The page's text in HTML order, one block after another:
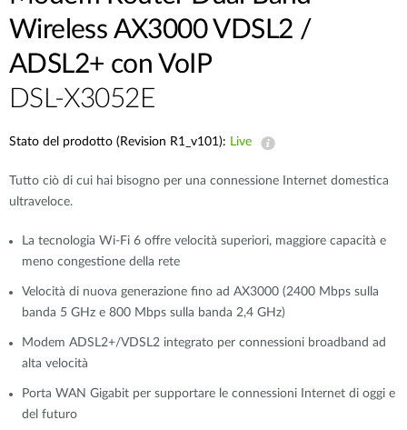
Wireless AX3000 VDSL2 /
ADSL2+ con VoIP
DSL-X3052E
Stato del prodotto (Revision R1_v101): Live
Tutto ciò di cui hai bisogno per una connessione Internet domestica
ultraveloce.
La tecnologia Wi-Fi 6 offre velocità superiori, maggiore capacità e
meno congestione della rete
Velocità di nuova generazione fino ad AX3000 (2400 Mbps sulla
banda 5 GHz e 800 Mbps sulla banda 2,4 GHz)
Modem ADSL2+/VDSL2 integrato per connessioni broadband ad
alta velocità
Porta WAN Gigabit per supportare le connessioni Internet di oggi e
del futuro